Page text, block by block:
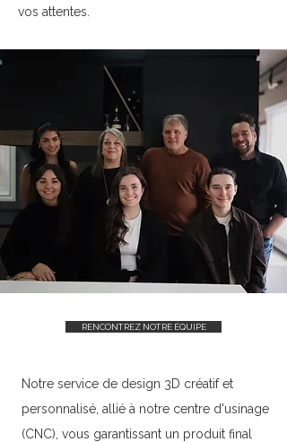
vos attentes.
Notre service de design 3D créatif et
personnalisé, allié à notre centre d'usinage
(CNC), vous garantissant un produit final
RENCONTREZ NOTRE ÉQUIPE